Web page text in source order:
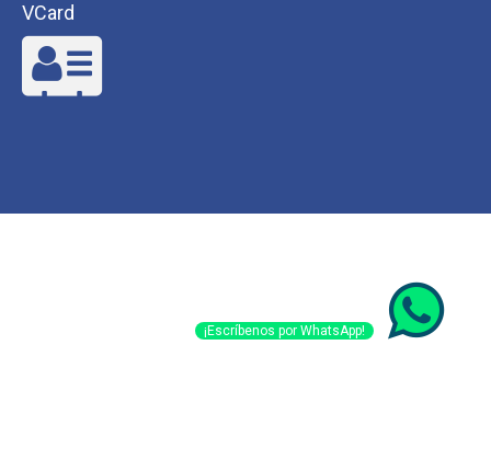
VCard